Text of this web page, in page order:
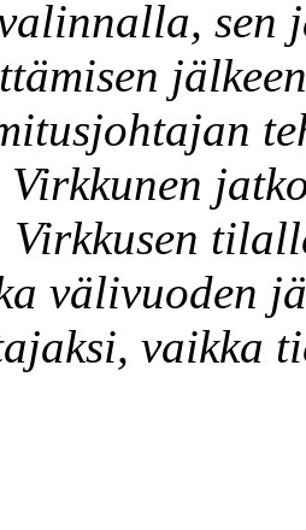
sen
Virkkunen
välivuoden
vaikka